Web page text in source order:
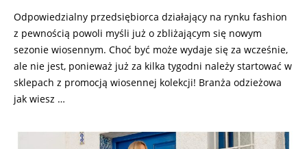
Odpowiedzialny przedsiębiorca działający na rynku fashion
z pewnością powoli myśli już o zbliżającym się nowym
sezonie wiosennym. Choć być może wydaje się za wcześnie,
ale nie jest, ponieważ już za kilka tygodni należy startować w
sklepach z promocją wiosennej kolekcji! Branża odzieżowa
jak wiesz …